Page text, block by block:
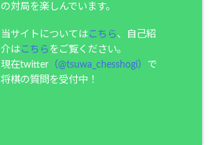
の対局を楽しんでいます。
当サイトについてはこちら 、自己紹
介はこちら をご覧ください。
現在twitter（@tsuwa_chesshogi） で
将棋の質問を受付中！